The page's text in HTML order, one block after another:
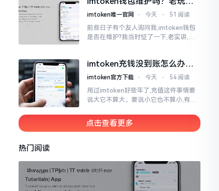
功登录。
说说心里话
imtoken唯一官网 ⋅ 今天 ⋅ 51 阅读
前些日子有个友人询问我,imtoken钱包
是否在维护?我当时怔了一下,老实讲,该
生锈
imtoken充钱没到账怎么办？
老用户教你几招
imtoken官方下载 ⋅ 今天 ⋅ 54 阅读
用过imtoken好些年了,充值这件事情要
说大它不算大，要说小它也不算小,有时
人心里好似热锅上的蚂蚁团团转,实际上
吧
点击查看更多
热门阅读